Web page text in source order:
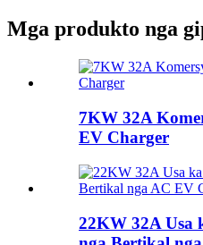
Mga produkto nga
7KW 32A
EV Charger
22KW 32A Usa